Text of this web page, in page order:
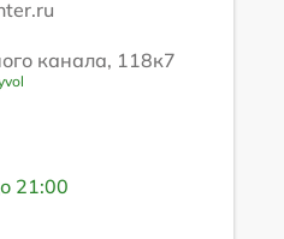
канала, 118к7
21:00